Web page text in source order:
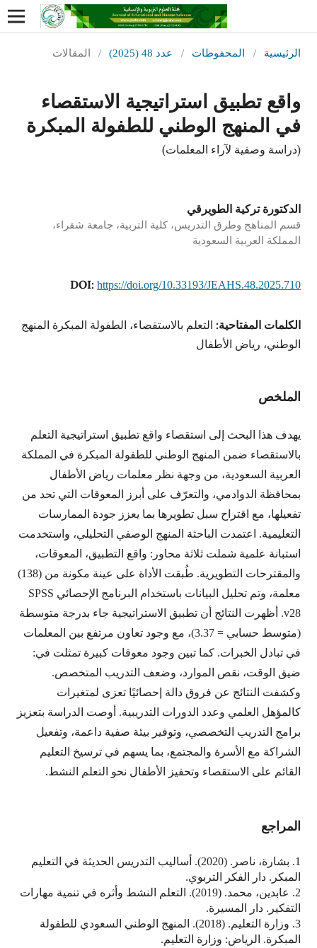
الرئيسية / المحفوظات / عدد 48 (2025) / المقالات
واقع تطبيق استراتيجية الاستقصاء
في المنهج الوطني للطفولة المبكرة
(دراسة وصفية لآراء المعلمات)
الدكتورة تركية الطويرقي
قسم المناهج وطرق التدريس، كلية التربية، جامعة شقراء،
المملكة العربية السعودية
DOI:https://doi.org/10.33193/JEAHS.48.2025.710
الكلمات المفتاحية: التعلم بالاستقصاء، الطفولة المبكرة المنهج
الوطني، رياض الأطفال
الملخص
يهدف هذا البحث إلى استقصاء واقع تطبيق استراتيجية التعلم
بالاستقصاء ضمن المنهج الوطني للطفولة المبكرة في المملكة
العربية السعودية، من وجهة نظر معلمات رياض الأطفال
بمحافظة الدوادمي، والتعرّف على أبرز المعوقات التي تحد من
تفعيلها، مع اقتراح سبل تطويرها بما يعزز جودة الممارسات
التعليمية. اعتمدت الباحثة المنهج الوصفي التحليلي، واستخدمت
استبانة علمية شملت ثلاثة محاور: واقع التطبيق، المعوقات،
والمقترحات التطويرية. طُبقت الأداة على عينة مكونة من (138)
معلمة، وتم تحليل البيانات باستخدام البرنامج الإحصائي SPSS
v28. أظهرت النتائج أن تطبيق الاستراتيجية جاء بدرجة متوسطة
(متوسط حسابي = 3.37)، مع وجود تعاون مرتفع بين المعلمات
في تبادل الخبرات. كما تبين وجود معوقات كبيرة تمثلت في:
ضيق الوقت، نقص الموارد، وضعف التدريب المتخصص.
وكشفت النتائج عن فروق دالة إحصائيًا تعزى لمتغيرات
كالمؤهل العلمي وعدد الدورات التدريبية. أوصت الدراسة بتعزيز
برامج التدريب التخصصي، وتوفير بيئة صفية داعمة، وتفعيل
الشراكة مع الأسرة والمجتمع، بما يسهم في ترسيخ التعليم
القائم على الاستقصاء وتحفيز الأطفال نحو التعلم النشط.
المراجع
1. بشارة، ناصر. (2020). أساليب التدريس الحديثة في التعليم
المبكر. دار الفكر التربوي.
2. عابدين، محمد. (2019). التعلم النشط وأثره في تنمية مهارات
التفكير. دار المسيرة.
3. وزارة التعليم. (2018). المنهج الوطني السعودي للطفولة
المبكرة. الرياض: وزارة التعليم.